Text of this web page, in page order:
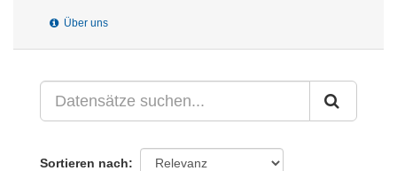
Über uns
Sortieren nach